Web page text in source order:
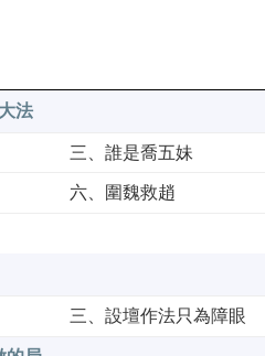
法
三、誰是喬五妹
六、圍魏救趙
三、設壇作法只為障眼